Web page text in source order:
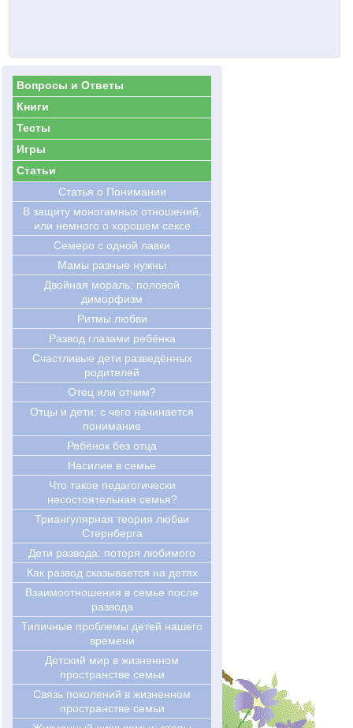
Вопросы и Ответы
Книги
Тесты
Игры
Статьи
Статья о Понимании
В защиту моногамных отношений,
или немного о хорошем сексе
Семеро с одной лавки
Мамы разные нужны
Двойная мораль: половой
диморфизм
Ритмы любви
Развод глазами ребёнка
Счастливые дети разведённых
родителей
Отец или отчим?
Отцы и дети: с чего начинается
понимание
Ребёнок без отца
Насилие в семье
Что такое педагогически
несостоятельная семья?
Триангулярная теория любви
Стернберга
Дети развода: потеря любимого
Как развод сказывается на детях
Взаимоотношения в семье после
развода
Типичные проблемы детей нашего
времени
Детский мир в жизненном
пространстве семьи
Связь поколений в жизненном
пространстве семьи